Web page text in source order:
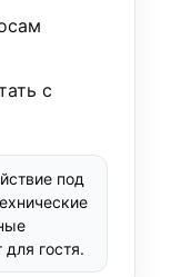
с
под
гостя.